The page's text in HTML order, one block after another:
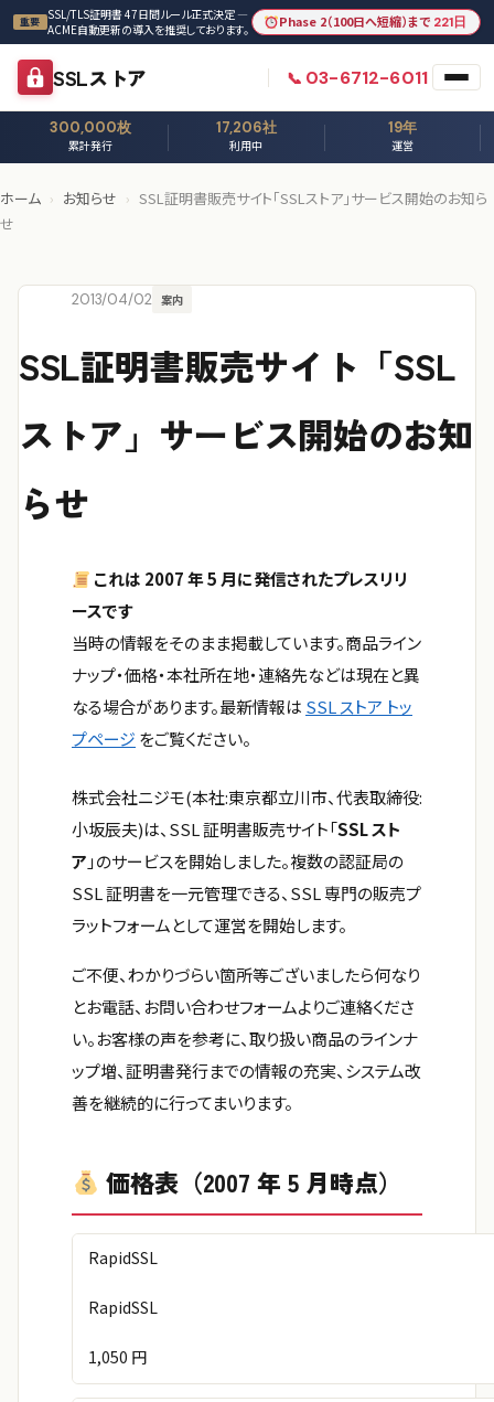
本文へスキップ
重要 SSL/TLS証明書 47日間ルール正式決定 —
ACME自動更新の導入を推奨しております。
Phase 2（100日へ短縮）まで 221日
SSLストア 03-6712-6011
300,000枚
累計発行
17,206社
利用中
19年
運営
ホーム › お知らせ › SSL証明書販売サイト「SSLストア」サービス開始のお知ら
せ
2013/04/02 案内
SSL証明書販売サイト「SSL
ストア」サービス開始のお知
らせ
これは 2007 年 5 月に発信されたプレスリリ
ースです
当時の情報をそのまま掲載しています。商品ライン
ナップ・価格・本社所在地・連絡先などは現在と異
なる場合があります。最新情報は SSL ストア トッ
プページ をご覧ください。
株式会社ニジモ(本社:東京都立川市、代表取締役:
小坂辰夫)は、SSL 証明書販売サイト「SSL スト
ア 」のサービスを開始しました。複数の認証局の
SSL 証明書を一元管理できる、SSL 専門の販売プ
ラットフォームとして運営を開始します。
ご不便、わかりづらい箇所等ございましたら何なり
とお電話、お問い合わせフォームよりご連絡くださ
い。お客様の声を参考に、取り扱い商品のラインナ
ップ増、証明書発行までの情報の充実、システム改
善を継続的に行ってまいります。
価格表（2007 年 5 月時点）
RapidSSL
RapidSSL
1,050 円